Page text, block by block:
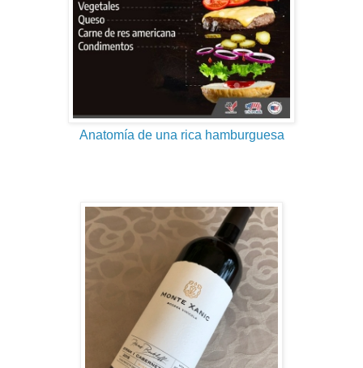
Anatomía de una rica hamburguesa